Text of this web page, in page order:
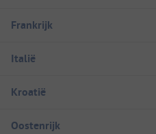
Frankrijk
Italië
Kroatië
Oostenrijk